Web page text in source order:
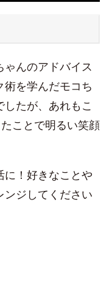
んのアドバイス
を学んだモコち
たが、あれもこ
ことで明るい笑顔
に！好きなことや
ンジしてください